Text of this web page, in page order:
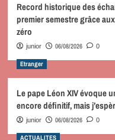
Record historique des
premier semestre grâce
zéro
junior 06/08/2026 0
Etranger
Le pape Léon XIV évoque
encore définitif, mais
junior 06/08/2026 0
ACTUALITES